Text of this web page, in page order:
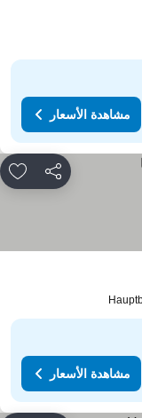
مشاهدة الأسعار
مشاركة
مشاهدة الأسعار